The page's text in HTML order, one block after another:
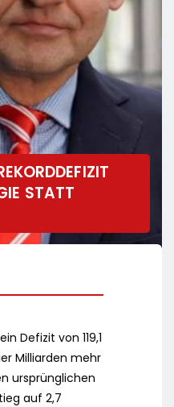
STATT
Defizit von 119,1
Milliarden mehr
ursprünglichen
auf 2,7